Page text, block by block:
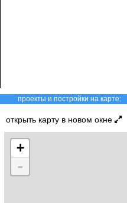
проекты и постройки на карте:
открыть карту в новом окне
+
-